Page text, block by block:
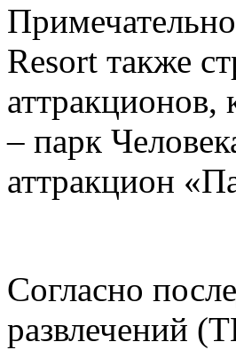
Resort также
аттракционов,
– парк
аттракцион
Согласно
развлечений